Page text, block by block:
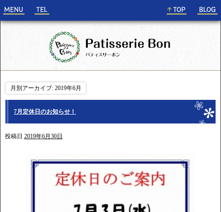
月別アーカイブ: 2019年6月
7月定休日のお知らせ！
投稿日 2019年6月30日